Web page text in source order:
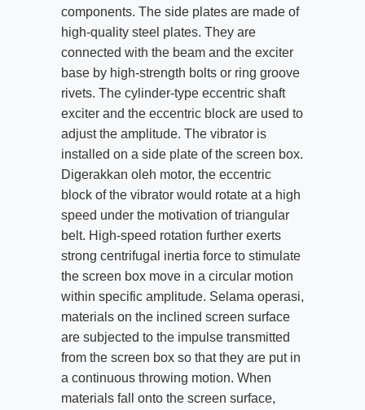
components. The side plates are made of
high-quality steel plates. They are
connected with the beam and the exciter
base by high-strength bolts or ring groove
rivets. The cylinder-type eccentric shaft
exciter and the eccentric block are used to
adjust the amplitude. The vibrator is
installed on a side plate of the screen box.
Digerakkan oleh motor, the eccentric
block of the vibrator would rotate at a high
speed under the motivation of triangular
belt. High-speed rotation further exerts
strong centrifugal inertia force to stimulate
the screen box move in a circular motion
within specific amplitude. Selama operasi,
materials on the inclined screen surface
are subjected to the impulse transmitted
from the screen box so that they are put in
a continuous throwing motion. When
materials fall onto the screen surface,